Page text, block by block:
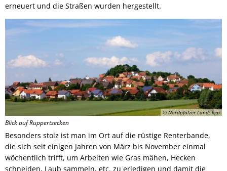
erneuert und die Straßen wurden hergestellt.
© Nordpfälzer Land; kgp
Blick auf Ruppertsecken
Besonders stolz ist man im Ort auf die rüstige Renterbande,
die sich seit einigen Jahren von März bis November einmal
wöchentlich trifft, um Arbeiten wie Gras mähen, Hecken
schneiden, Laub sammeln, etc. zu erledigen und damit die